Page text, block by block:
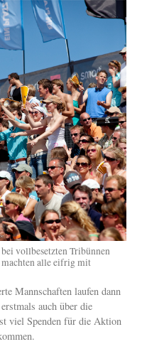
vollbesetzten Tribünnen
machten alle eifrig mit
Mannschaften laufen dann
auch über die
viel Spenden für die Aktion